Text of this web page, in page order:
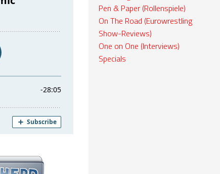
Pen & Paper (Rollenspiele)
On The Road (Eurowrestling
Show-Reviews)
One on One (Interviews)
Specials